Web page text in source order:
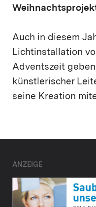
Auch in diesem
Lichtinstallation
Adventszeit
künstlerischer
seine Kreation
ANZEIGE